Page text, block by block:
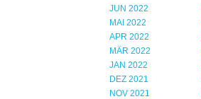
JUN 2022
MAI 2022
APR 2022
MÄR 2022
JAN 2022
DEZ 2021
NOV 2021